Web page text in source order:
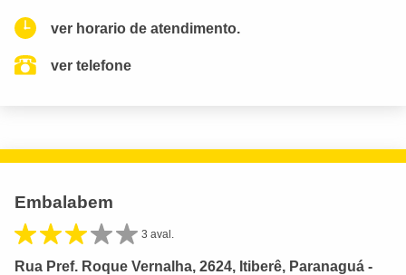
ver horario de atendimento.
ver telefone
Embalabem
3 aval.
Rua Pref. Roque Vernalha, 2624, Itiberê, Paranaguá -